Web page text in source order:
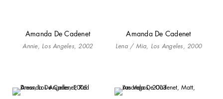
Amanda De Cadenet
Annie, Los Angeles, 2002
Amanda De Cadenet
Lena / Mia, Los Angeles, 2000